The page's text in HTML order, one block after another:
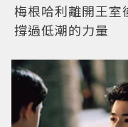
梅根哈利離開王室
撐過低潮的力量